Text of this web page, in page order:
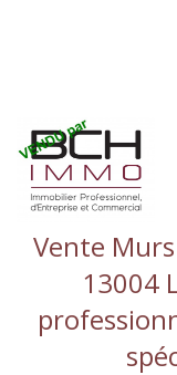
Vente
13004